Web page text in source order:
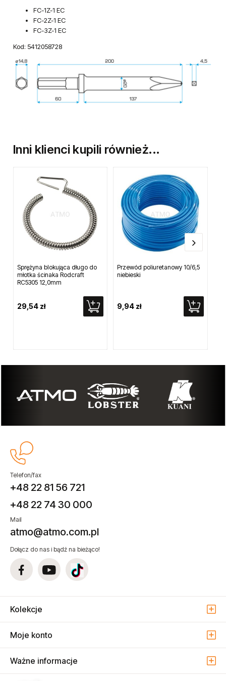
FC-1Z-1 EC
FC-2Z-1 EC
FC-3Z-1 EC
Kod: 5412058728
Inni klienci kupili również...
Sprężyna blokująca długo do
młotka ścinaka Rodcraft
RC5305 12,0mm
29,54 zł
Przewód poliuretanowy 10/6,5
niebieski
9,94 zł
Telefon/fax
+48 22 81 56 721
+48 22 74 30 000
Mail
atmo@atmo.com.pl
Dołącz do nas i bądź na bieżąco!
Kolekcje
Moje konto
Ważne informacje